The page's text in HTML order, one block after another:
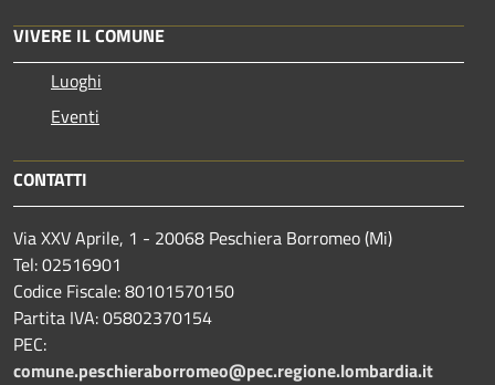
VIVERE IL COMUNE
Luoghi
Eventi
CONTATTI
Via XXV Aprile, 1 - 20068 Peschiera Borromeo (Mi)
Tel: 02516901
Codice Fiscale: 80101570150
Partita IVA: 05802370154
PEC:
comune.peschieraborromeo@pec.regione.lombardia.it